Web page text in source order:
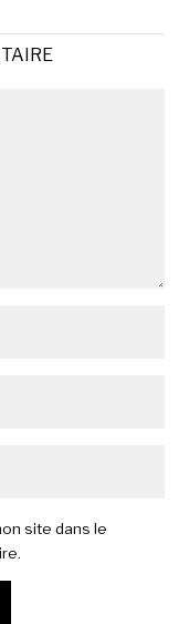
site dans le